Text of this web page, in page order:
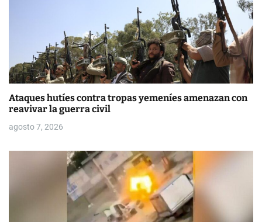
Ataques hutíes contra tropas yemeníes amenazan con
reavivar la guerra civil
agosto 7, 2026